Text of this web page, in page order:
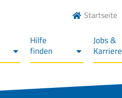
Startseite
Hilfe
finden
Jobs &
Karriere